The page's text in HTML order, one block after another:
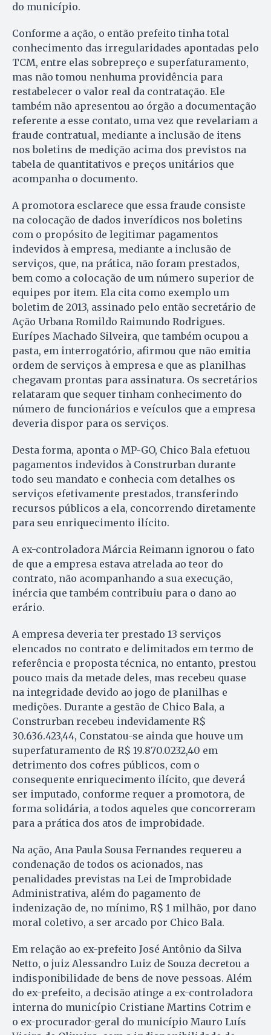
do município.
Conforme a ação, o então prefeito tinha total
conhecimento das irregularidades apontadas pelo
TCM, entre elas sobrepreço e superfaturamento,
mas não tomou nenhuma providência para
restabelecer o valor real da contratação. Ele
também não apresentou ao órgão a documentação
referente a esse contato, uma vez que revelariam a
fraude contratual, mediante a inclusão de itens
nos boletins de medição acima dos previstos na
tabela de quantitativos e preços unitários que
acompanha o documento.
A promotora esclarece que essa fraude consiste
na colocação de dados inverídicos nos boletins
com o propósito de legitimar pagamentos
indevidos à empresa, mediante a inclusão de
serviços, que, na prática, não foram prestados,
bem como a colocação de um número superior de
equipes por item. Ela cita como exemplo um
boletim de 2013, assinado pelo então secretário de
Ação Urbana Romildo Raimundo Rodrigues.
Eurípes Machado Silveira, que também ocupou a
pasta, em interrogatório, afirmou que não emitia
ordem de serviços à empresa e que as planilhas
chegavam prontas para assinatura. Os secretários
relataram que sequer tinham conhecimento do
número de funcionários e veículos que a empresa
deveria dispor para os serviços.
Desta forma, aponta o MP-GO, Chico Bala efetuou
pagamentos indevidos à Construrban durante
todo seu mandato e conhecia com detalhes os
serviços efetivamente prestados, transferindo
recursos públicos a ela, concorrendo diretamente
para seu enriquecimento ilícito.
A ex-controladora Márcia Reimann ignorou o fato
de que a empresa estava atrelada ao teor do
contrato, não acompanhando a sua execução,
inércia que também contribuiu para o dano ao
erário.
A empresa deveria ter prestado 13 serviços
elencados no contrato e delimitados em termo de
referência e proposta técnica, no entanto, prestou
pouco mais da metade deles, mas recebeu quase
na integridade devido ao jogo de planilhas e
medições. Durante a gestão de Chico Bala, a
Construrban recebeu indevidamente R$
30.636.423,44, Constatou-se ainda que houve um
superfaturamento de R$ 19.870.0232,40 em
detrimento dos cofres públicos, com o
consequente enriquecimento ilícito, que deverá
ser imputado, conforme requer a promotora, de
forma solidária, a todos aqueles que concorreram
para a prática dos atos de improbidade.
Na ação, Ana Paula Sousa Fernandes requereu a
condenação de todos os acionados, nas
penalidades previstas na Lei de Improbidade
Administrativa, além do pagamento de
indenização de, no mínimo, R$ 1 milhão, por dano
moral coletivo, a ser arcado por Chico Bala.
Em relação ao ex-prefeito José Antônio da Silva
Netto, o juiz Alessandro Luiz de Souza decretou a
indisponibilidade de bens de nove pessoas. Além
do ex-prefeito, a decisão atinge a ex-controladora
interna do município Cristiane Martins Cotrim e
o ex-procurador-geral do município Mauro Luís